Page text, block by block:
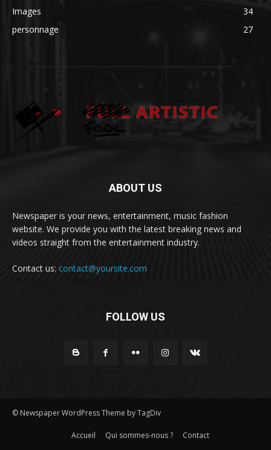
Images
34
personnage
27
ABOUT US
Newspaper is your news, entertainment, music fashion
website. We provide you with the latest breaking news and
videos straight from the entertainment industry.
Contact us: contact@yoursite.com
FOLLOW US
© Newspaper WordPress Theme by TagDiv
Accueil Qui sommes-nous ? Contact